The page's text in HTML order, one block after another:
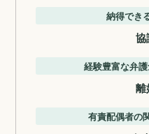
納得でき
協
経験豊富な弁
離
有責配偶者の